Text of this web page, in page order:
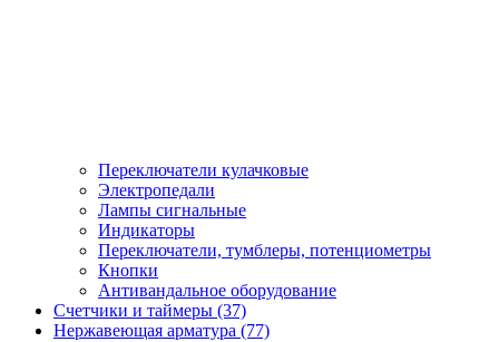
Переключатели кулачковые
Электропедали
Лампы сигнальные
Индикаторы
Переключатели, тумблеры, потенциометры
Кнопки
Антивандальное оборудование
Счетчики и таймеры (37)
Нержавеющая арматура (77)